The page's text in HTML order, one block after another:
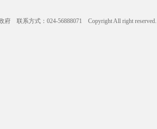
府 联系方式：024-56888071 Copyright All right